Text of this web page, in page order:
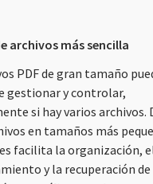
archivos más sencilla
PDF de gran tamaño
gestionar y controlar,
si hay varios archivos.
en tamaños más
facilita la organización,
y la recuperación de